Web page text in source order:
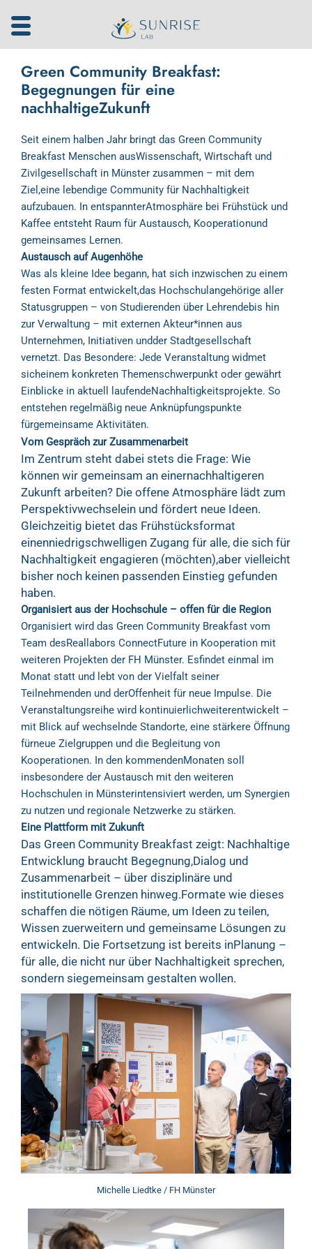
Inhalt
Green Community Breakfast:
Begegnungen für eine
nachhaltigeZukunft
Seit einem halben Jahr bringt das Green Community
Breakfast Menschen ausWissenschaft, Wirtschaft und
Zivilgesellschaft in Münster zusammen – mit dem
Ziel,eine lebendige Community für Nachhaltigkeit
aufzubauen. In entspannterAtmosphäre bei Frühstück und
Kaffee entsteht Raum für Austausch, Kooperationund
gemeinsames Lernen.
Austausch auf Augenhöhe
Was als kleine Idee begann, hat sich inzwischen zu einem
festen Format entwickelt,das Hochschulangehörige aller
Statusgruppen – von Studierenden über Lehrendebis hin
zur Verwaltung – mit externen Akteur*innen aus
Unternehmen, Initiativen undder Stadtgesellschaft
vernetzt. Das Besondere: Jede Veranstaltung widmet
sicheinem konkreten Themenschwerpunkt oder gewährt
Einblicke in aktuell laufendeNachhaltigkeitsprojekte. So
entstehen regelmäßig neue Anknüpfungspunkte
fürgemeinsame Aktivitäten.
Vom Gespräch zur Zusammenarbeit
Im Zentrum steht dabei stets die Frage: Wie
können wir gemeinsam an einernachhaltigeren
Zukunft arbeiten? Die offene Atmosphäre lädt zum
Perspektivwechselein und fördert neue Ideen.
Gleichzeitig bietet das Frühstücksformat
einenniedrigschwelligen Zugang für alle, die sich für
Nachhaltigkeit engagieren (möchten),aber vielleicht
bisher noch keinen passenden Einstieg gefunden
haben.
Organisiert aus der Hochschule – offen für die Region
Organisiert wird das Green Community Breakfast vom
Team desReallabors ConnectFuture in Kooperation mit
weiteren Projekten der FH Münster. Esfindet einmal im
Monat statt und lebt von der Vielfalt seiner
Teilnehmenden und derOffenheit für neue Impulse. Die
Veranstaltungsreihe wird kontinuierlichweiterentwickelt –
mit Blick auf wechselnde Standorte, eine stärkere Öffnung
fürneue Zielgruppen und die Begleitung von
Kooperationen. In den kommendenMonaten soll
insbesondere der Austausch mit den weiteren
Hochschulen in Münsterintensiviert werden, um Synergien
zu nutzen und regionale Netzwerke zu stärken.
Eine Plattform mit Zukunft
Das Green Community Breakfast zeigt: Nachhaltige
Entwicklung braucht Begegnung,Dialog und
Zusammenarbeit – über disziplinäre und
institutionelle Grenzen hinweg.Formate wie dieses
schaffen die nötigen Räume, um Ideen zu teilen,
Wissen zuerweitern und gemeinsame Lösungen zu
entwickeln. Die Fortsetzung ist bereits inPlanung –
für alle, die nicht nur über Nachhaltigkeit sprechen,
sondern siegemeinsam gestalten wollen.
Michelle Liedtke / FH Münster